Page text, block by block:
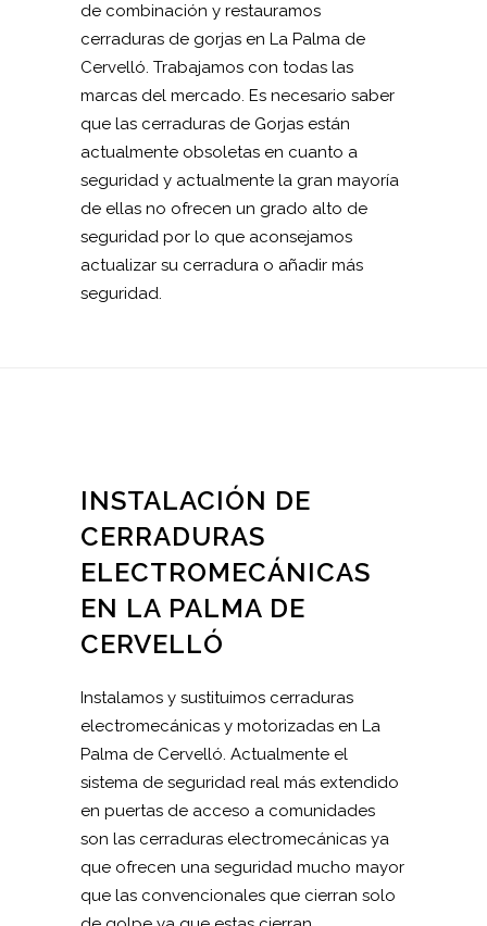
de combinación y restauramos
cerraduras de gorjas en La Palma de
Cervelló. Trabajamos con todas las
marcas del mercado. Es necesario saber
que las cerraduras de Gorjas están
actualmente obsoletas en cuanto a
seguridad y actualmente la gran mayoría
de ellas no ofrecen un grado alto de
seguridad por lo que aconsejamos
actualizar su cerradura o añadir más
seguridad.
INSTALACIÓN DE
CERRADURAS
ELECTROMECÁNICAS
EN LA PALMA DE
CERVELLÓ
Instalamos y sustituimos cerraduras
electromecánicas y motorizadas en La
Palma de Cervelló. Actualmente el
sistema de seguridad real más extendido
en puertas de acceso a comunidades
son las cerraduras electromecánicas ya
que ofrecen una seguridad mucho mayor
que las convencionales que cierran solo